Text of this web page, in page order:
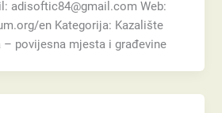
adisoftic84@gmail.com Web:
en Kategorija: Kazalište
povijesna mjesta i građevine